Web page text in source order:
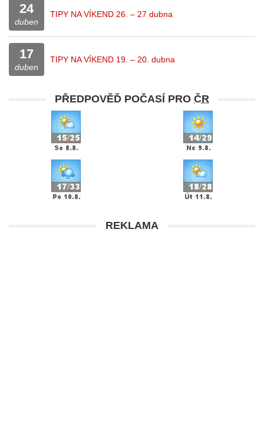
24
duben
TIPY NA VÍKEND 26. – 27 dubna
17
duben
TIPY NA VÍKEND 19. – 20. dubna
PŘEDPOVĚĎ POČASÍ PRO ČR
REKLAMA